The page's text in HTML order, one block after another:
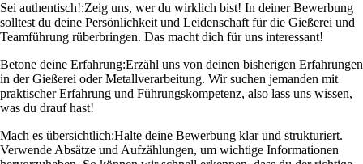
Sei authentisch!:Zeig uns, wer du wirklich bist! In deiner Bewerbung
solltest du deine Persönlichkeit und Leidenschaft für die Gießerei und
Teamführung rüberbringen. Das macht dich für uns interessant!
Betone deine Erfahrung:Erzähl uns von deinen bisherigen Erfahrungen
in der Gießerei oder Metallverarbeitung. Wir suchen jemanden mit
praktischer Erfahrung und Führungskompetenz, also lass uns wissen,
was du drauf hast!
Mach es übersichtlich:Halte deine Bewerbung klar und strukturiert.
Verwende Absätze und Aufzählungen, um wichtige Informationen